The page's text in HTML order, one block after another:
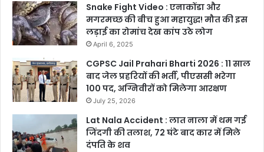
Snake Fight Video : एनाकोंडा और
मगरमच्छ की बीच हुआ महायुद्ध! मौत की इस
लड़ाई का रोमांच देख कांप उठे लोग
April 6, 2025
CGPSC Jail Prahari Bharti 2026 : 11 साल
बाद जेल प्रहरियों की भर्ती, पीएससी भरेगा
100 पद, अग्निवीरों को मिलेगा आरक्षण
July 25, 2026
Lat Nala Accident : लात नाला में थम गई
जिंदगी की तलाश, 72 घंटे बाद कार में मिले
दंपति के शव